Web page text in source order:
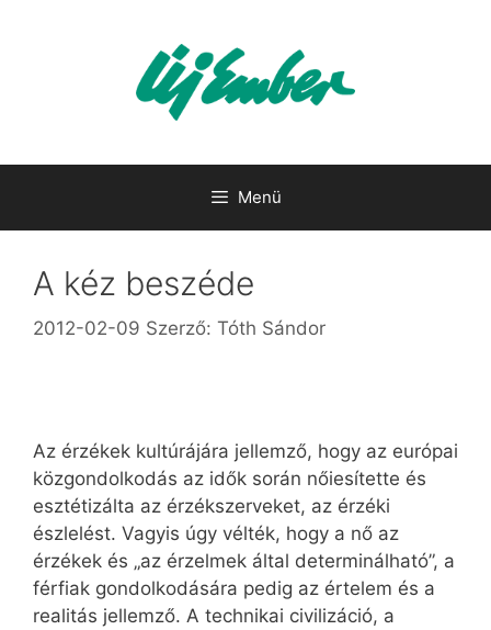
Menü
A kéz beszéde
2012-02-09 Szerző: Tóth Sándor
Az érzékek kultúrájára jellemző, hogy az európai
közgondolkodás az idők során nőiesítette és
esztétizálta az érzékszerveket, az érzéki
észlelést. Vagyis úgy vélték, hogy a nő az
érzékek és „az érzelmek által determinálható”, a
férfiak gondolkodására pedig az értelem és a
realitás jellemző. A technikai civilizáció, a